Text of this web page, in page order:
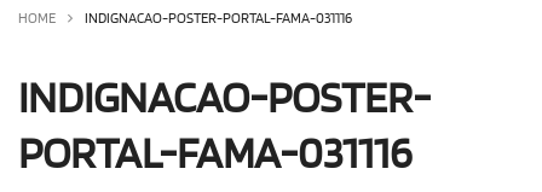
OLHA ISSO! EU QUERO!
HOME INDIGNACAO-POSTER-PORTAL-FAMA-031116
INDIGNACAO-POSTER-
PORTAL-FAMA-031116